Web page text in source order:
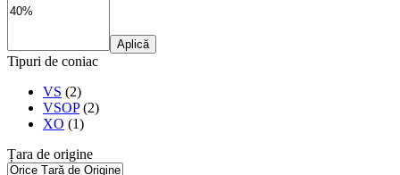
Aplică
Tipuri de coniac
VS (2)
VSOP (2)
XO (1)
Țara de origine